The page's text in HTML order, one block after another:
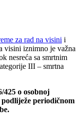
za rad na visini i
visini iznimno je važna
nesreća sa smrtnim
III – smrtna
425 o osobnoj
periodičnom